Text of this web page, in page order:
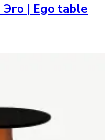
Эго | Ego table